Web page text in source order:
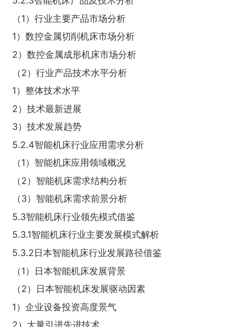
（1）行业主要产品市场分析
1）数控金属切削机床市场分析
2）数控金属成形机床市场分析
（2）行业产品技术水平分析
1）整体技术水平
2）技术最新进展
3）技术发展趋势
5.2.4智能机床行业应用需求分析
（1）智能机床应用领域概况
（2）智能机床需求结构分析
（3）智能机床需求前景分析
5.3智能机床行业领先模式借鉴
5.3.1智能机床行业主要发展模式解析
5.3.2日本智能机床行业发展路径借鉴
（1）日本智能机床发展背景
（2）日本智能机床发展驱动因素
1）企业设备投资高度景气
2）大量引进先进技术